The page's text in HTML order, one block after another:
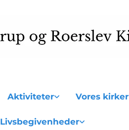
Aktiviteter Vores kirker
Livsbegivenheder